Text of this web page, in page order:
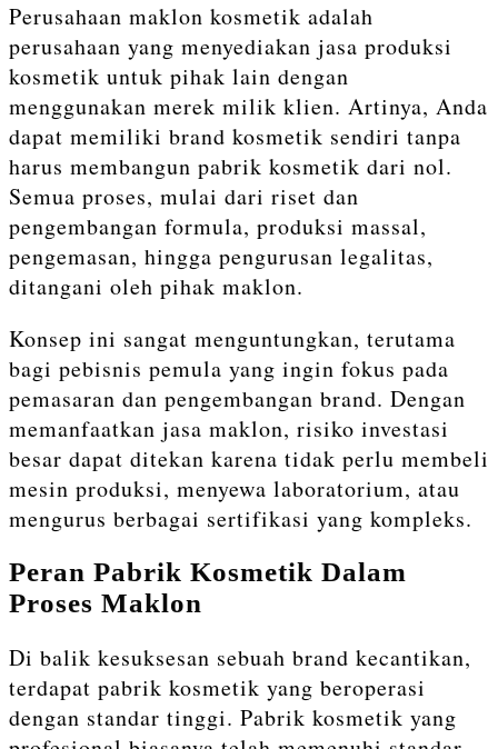
Perusahaan maklon kosmetik adalah
perusahaan yang menyediakan jasa produksi
kosmetik untuk pihak lain dengan
menggunakan merek milik klien. Artinya, Anda
dapat memiliki brand kosmetik sendiri tanpa
harus membangun pabrik kosmetik dari nol.
Semua proses, mulai dari riset dan
pengembangan formula, produksi massal,
pengemasan, hingga pengurusan legalitas,
ditangani oleh pihak maklon.
Konsep ini sangat menguntungkan, terutama
bagi pebisnis pemula yang ingin fokus pada
pemasaran dan pengembangan brand. Dengan
memanfaatkan jasa maklon, risiko investasi
besar dapat ditekan karena tidak perlu membeli
mesin produksi, menyewa laboratorium, atau
mengurus berbagai sertifikasi yang kompleks.
Peran Pabrik Kosmetik Dalam
Proses Maklon
Di balik kesuksesan sebuah brand kecantikan,
terdapat pabrik kosmetik yang beroperasi
dengan standar tinggi. Pabrik kosmetik yang